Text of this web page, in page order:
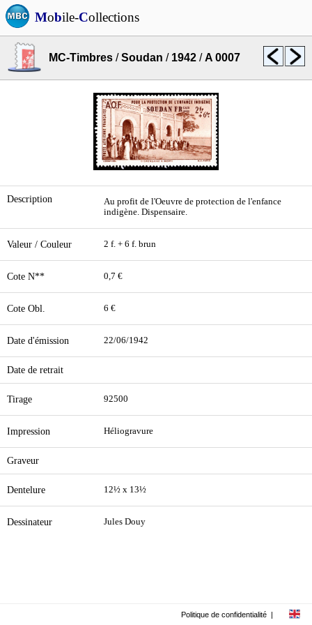
Mobile-Collections
MC-Timbres /Soudan / 1942 /A 0007
Description
Au profit de l'Oeuvre de protection de l'enfance
indigène. Dispensaire.
Valeur / Couleur 2 f. + 6 f. brun
Cote N** 0,7 €
Cote Obl. 6 €
Date d'émission 22/06/1942
Date de retrait
Tirage 92500
Impression Héliogravure
Graveur
Dentelure 12½ x 13½
Dessinateur Jules Douy
Politique de confidentialité |